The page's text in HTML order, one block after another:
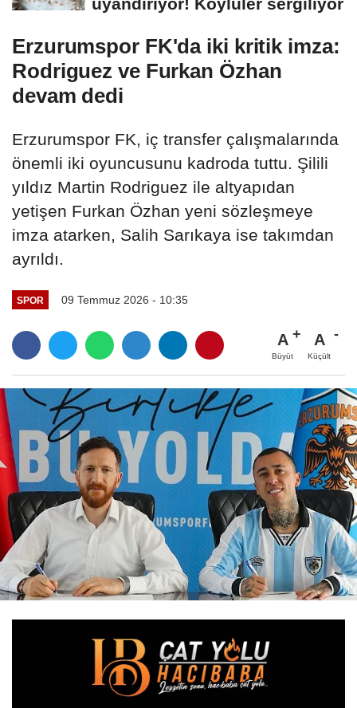
uyandırıyor! Köylüler sergiliyor
Erzurumspor FK'da iki kritik imza:
Rodriguez ve Furkan Özhan
devam dedi
Erzurumspor FK, iç transfer çalışmalarında
önemli iki oyuncusunu kadroda tuttu. Şilili
yıldız Martin Rodriguez ile altyapıdan
yetişen Furkan Özhan yeni sözleşmeye
imza atarken, Salih Sarıkaya ise takımdan
ayrıldı.
SPOR 09 Temmuz 2026 - 10:35
A
Büyüt
A
Küçült